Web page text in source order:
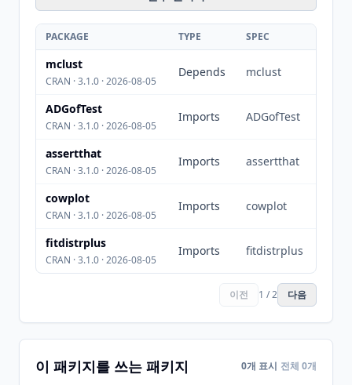
PACKAGE TYPE SPEC
mclust
CRAN · 3.1.0 · 2026-08-05
Depends mclust
ADGofTest
CRAN · 3.1.0 · 2026-08-05
Imports ADGofTest
assertthat
CRAN · 3.1.0 · 2026-08-05
Imports assertthat
cowplot
CRAN · 3.1.0 · 2026-08-05
Imports cowplot
fitdistrplus
CRAN · 3.1.0 · 2026-08-05
Imports fitdistrplus
이전 1 / 2 다음
이 패키지를 쓰는 패키지 0개 표시 전체 0개